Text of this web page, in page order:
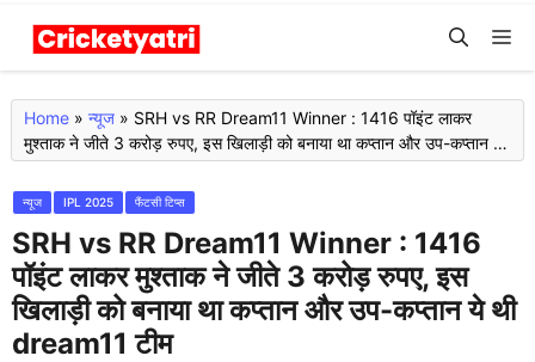
Skip
content
Home » न्यूज » SRH vs RR Dream11 Winner : 1416 पॉइंट लाकर
मुश्ताक ने जीते 3 करोड़ रुपए, इस खिलाड़ी को बनाया था कप्तान और उप-कप्तान ये
थी dream11 टीम
न्यूज IPL 2025 फैंटसी टिप्स
SRH vs RR Dream11 Winner : 1416
पॉइंट लाकर मुश्ताक ने जीते 3 करोड़ रुपए, इस
खिलाड़ी को बनाया था कप्तान और उप-कप्तान ये थी
dream11 टीम